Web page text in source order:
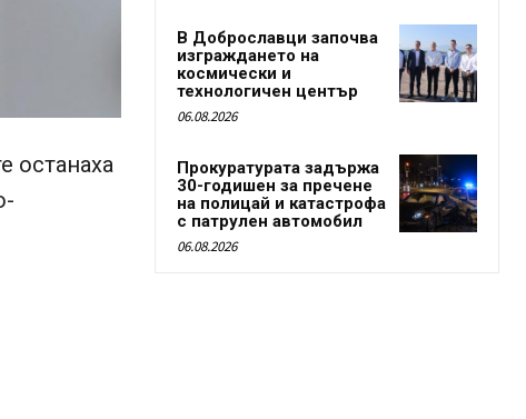
останаха
В Доброславци започва
изграждането на
космически и
технологичен център
06.08.2026
Прокуратурата задържа
30-годишен за пречене
на полицай и катастрофа
с патрулен автомобил
06.08.2026